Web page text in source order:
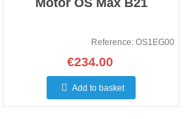
Motor OS Max B21
Reference: OS1EG00
€234.00
Add to basket